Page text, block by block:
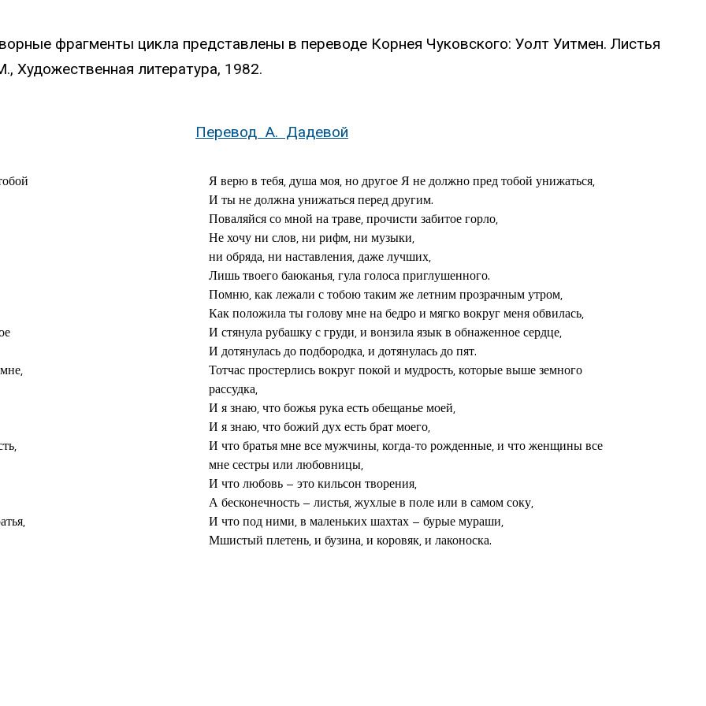
фрагменты цикла представлены в переводе Корнея Чуковского: Уолт Уитмен. Листья
Художественная литература, 1982.
Перевод A. Дадевoй
Я верю в тебя, душа моя, но другое Я не должно пред тобой унижаться,
И ты не должна унижаться перед другим.
Поваляйся со мной на траве, прочисти забитое горло,
Не хочу ни слов, ни рифм, ни музыки,
ни обряда, ни наставления, даже лучших,
Лишь твоего баюканья, гула голоса приглушенного.
Помню, как лежали с тобою таким же летним прозрачным утром,
Как положила ты голову мне на бедро и мягко вокруг меня обвилась,
И стянула рубашку с груди, и вонзила язык в обнаженное сердце,
И дотянулась до подбородка, и дотянулась до пят.
Тотчас простерлись вокруг покой и мудрость, которые выше земного
рассудка,
И я знаю, что божья рука есть обещанье моей,
И я знаю, что божий дух есть брат моего,
И что братья мне все мужчины, когда-то рожденные, и что женщины все
мне сестры или любовницы,
И что любовь – это кильсон творения,
А бесконечность – листья, жухлые в поле или в самом соку,
И что под ними, в маленьких шахтах – бурые мураши,
Мшистый плетень, и бузина, и коровяк, и лаконоска.